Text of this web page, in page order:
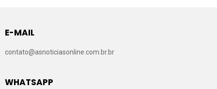
E-MAIL
contato@asnoticiasonline.com.br.br
WHATSAPP